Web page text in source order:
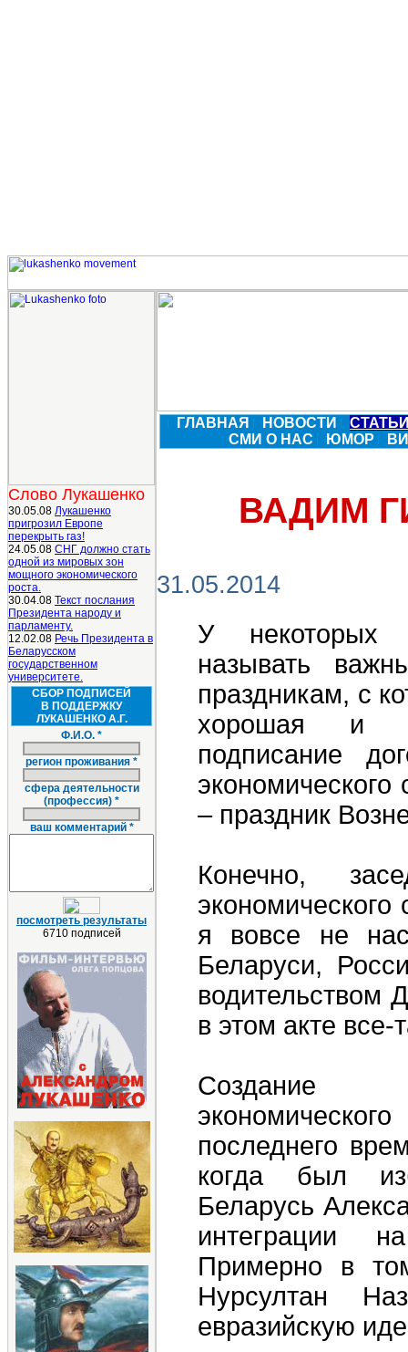
Слово Лукашенко
30.05.08 Лукашенко
пригрозил Европе
перекрыть газ!
24.05.08 СНГ должно стать
одной из мировых зон
мощного экономического
роста.
30.04.08 Текст послания
Президента народу и
парламенту.
12.02.08 Речь Президента в
Беларусском
государственном
университете.
СБОР ПОДПИСЕЙ
В ПОДДЕРЖКУ
ЛУКАШЕНКО А.Г.
Ф.И.О. *
регион проживания *
сфера деятельности
(профессия) *
ваш комментарий *
посмотреть результаты
6710 подписей
ГЛАВНАЯ НОВОСТИ
СМИ О НАС
ЮМОР
ВАДИМ
31.05.2014
У некоторых
называть
праздникам, с
хорошая и
подписание
– праздник
Конечно,
я вовсе не
Беларуси,
водительством
в этом акте все-
Создание
последнего
когда был
Беларусь
интеграции
Примерно в
Нурсултан
евразийскую